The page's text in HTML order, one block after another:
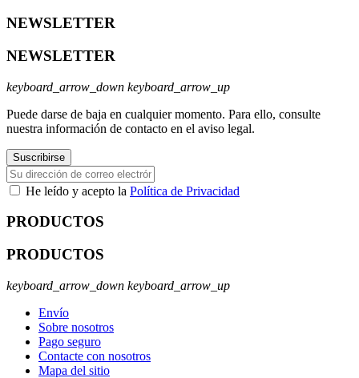
NEWSLETTER
NEWSLETTER
keyboard_arrow_down keyboard_arrow_up
Puede darse de baja en cualquier momento. Para ello, consulte
nuestra información de contacto en el aviso legal.
He leído y acepto la Política de Privacidad
PRODUCTOS
PRODUCTOS
keyboard_arrow_down keyboard_arrow_up
Envío
Sobre nosotros
Pago seguro
Contacte con nosotros
Mapa del sitio